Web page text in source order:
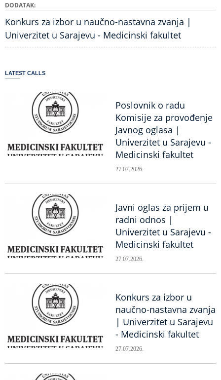
DODATAK
Konkurs za izbor u naučno-nastavna zvanja |
Univerzitet u Sarajevu - Medicinski fakultet
LATEST CALLS
Poslovnik o radu
Komisije za provođenje
Javnog oglasa |
Univerzitet u Sarajevu -
Medicinski fakultet
27.07.2026.
Javni oglas za prijem u
radni odnos |
Univerzitet u Sarajevu -
Medicinski fakultet
27.07.2026.
Konkurs za izbor u
naučno-nastavna zvanja
| Univerzitet u Sarajevu
- Medicinski fakultet
27.07.2026.